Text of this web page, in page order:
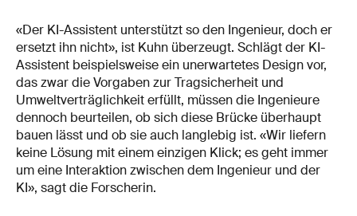
«Der KI-Assistent unterstützt so den Ingenieur, doch er
ersetzt ihn nicht», ist Kuhn überzeugt. Schlägt der KI-
Assistent beispielsweise ein unerwartetes Design vor,
das zwar die Vorgaben zur Tragsicherheit und
Umweltverträglichkeit erfüllt, müssen die Ingenieure
dennoch beurteilen, ob sich diese Brücke überhaupt
bauen lässt und ob sie auch langlebig ist. «Wir liefern
keine Lösung mit einem einzigen Klick; es geht immer
um eine Interaktion zwischen dem Ingenieur und der
KI», sagt die Forscherin.